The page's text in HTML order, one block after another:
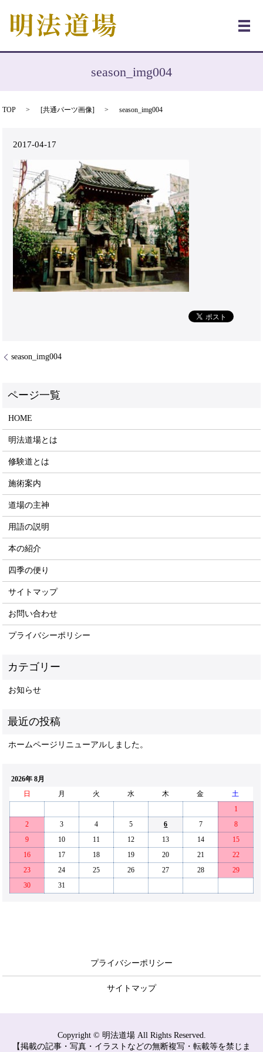
メ
season_img004
TOP [共通パーツ画像] season_img004
2017-04-17
season_img004
HOME
明法道場とは
修験道とは
施術案内
道場の主神
用語の説明
本の紹介
四季の便り
サイトマップ
お問い合わせ
プライバシーポリシー
お知らせ
ホームページリニューアルしました。
2026年 8月
日
月 火 水 木 金
土
1
2
3 4 5 6 7
8
9
10 11 12 13 14
15
16
17 18 19 20 21
22
23
24 25 26 27 28
29
30
31
プライバシーポリシー
サイトマップ
Copyright © 明法道場 All Rights Reserved.
【掲載の記事・写真・イラストなどの無断複写・転載等を禁じま